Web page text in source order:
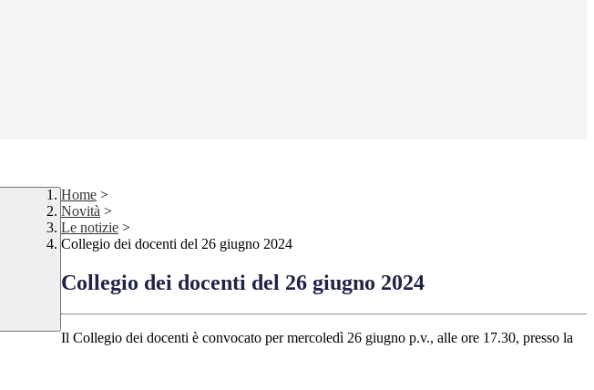
Home >
Novità >
Le notizie >
Collegio dei docenti del 26 giugno 2024
Collegio dei docenti del 26 giugno 2024
Il Collegio dei docenti è convocato per mercoledì 26 giugno p.v., alle ore 17.30, presso la